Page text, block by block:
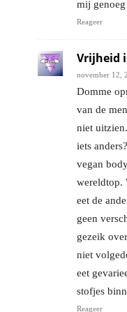
mij genoeg
Reageer
Vrijheid
november 12,
Domme
van de
niet
iets
vegan
wereldtop.
eet de
geen
gezeik
niet
eet
stofjes
Reageer